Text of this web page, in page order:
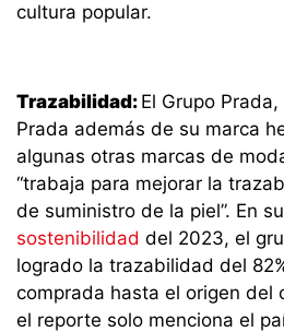
cultura popular.
Trazabilidad: El Grupo
Prada además de su marca
algunas otras marcas de
“trabaja para mejorar la
de suministro de la piel”. En su
sostenibilidad del 2023, el
logrado la trazabilidad del
comprada hasta el origen del
el reporte solo menciona el